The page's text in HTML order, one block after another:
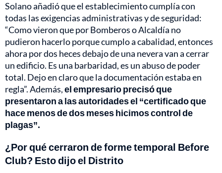
Solano añadió que el establecimiento cumplía con
todas las exigencias administrativas y de seguridad:
“Como vieron que por Bomberos o Alcaldía no
pudieron hacerlo porque cumplo a cabalidad, entonces
ahora por dos heces debajo de una nevera van a cerrar
un edificio. Es una barbaridad, es un abuso de poder
total. Dejo en claro que la documentación estaba en
regla”. Además,el empresario precisó que
presentaron a las autoridades el “certificado que
hace menos de dos meses hicimos control de
plagas”.
¿Por qué cerraron de forme temporal Before
Club? Esto dijo el Distrito